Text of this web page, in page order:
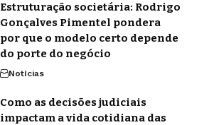
Estruturação societária: Rodrigo
Gonçalves Pimentel pondera
por que o modelo certo depende
do porte do negócio
Notícias
Como as decisões judiciais
impactam a vida cotidiana das